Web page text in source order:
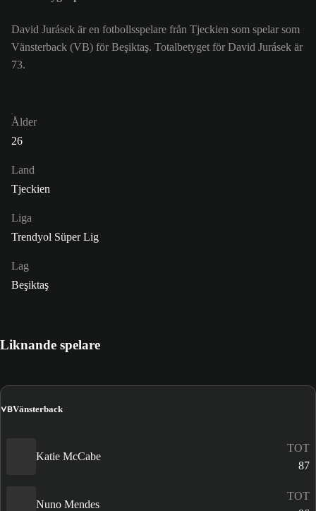
David Jurásek är en fotbollsspelare från Tjeckien som spelar som
Vänsterback (VB) för Beşiktaş. Totalbetyget för David Jurásek är
73.
Ålder
26
Land
Tjeckien
Liga
Trendyol Süper Lig
Lag
Beşiktaş
Liknande spelare
VBVänsterback
Katie McCabe
TOT
87
Nuno Mendes
TOT